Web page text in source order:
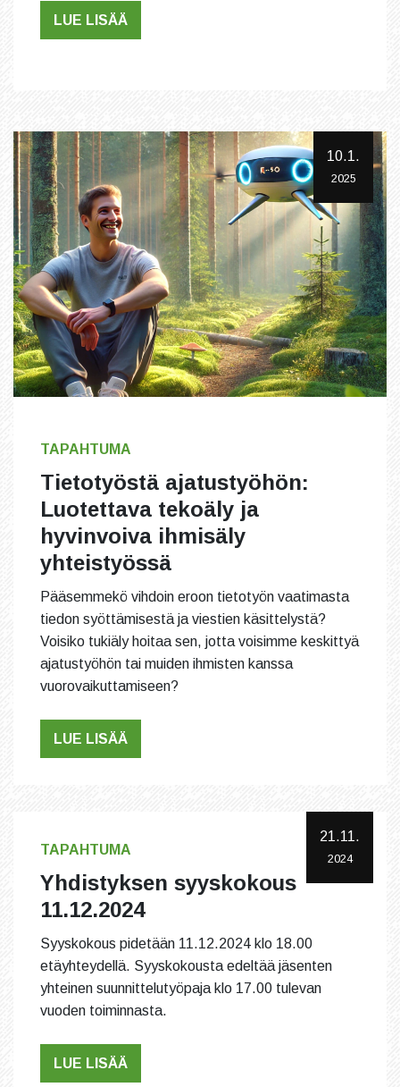
LUE LISÄÄ
10.1.
2025
TAPAHTUMA
Tietotyöstä ajatustyöhön:
Luotettava tekoäly ja
hyvinvoiva ihmisäly
yhteistyössä
Pääsemmekö vihdoin eroon tietotyön vaatimasta
tiedon syöttämisestä ja viestien käsittelystä?
Voisiko tukiäly hoitaa sen, jotta voisimme keskittyä
ajatustyöhön tai muiden ihmisten kanssa
vuorovaikuttamiseen?
LUE LISÄÄ
21.11.
2024
TAPAHTUMA
Yhdistyksen syyskokous
11.12.2024
Syyskokous pidetään 11.12.2024 klo 18.00
etäyhteydellä. Syyskokousta edeltää jäsenten
yhteinen suunnittelutyöpaja klo 17.00 tulevan
vuoden toiminnasta.
LUE LISÄÄ